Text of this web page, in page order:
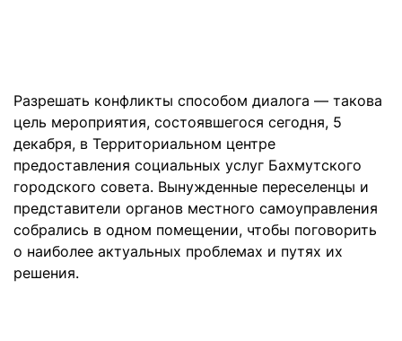
Разрешать конфликты способом диалога — такова
цель мероприятия, состоявшегося сегодня, 5
декабря, в Территориальном центре
предоставления социальных услуг Бахмутского
городского совета. Вынужденные переселенцы и
представители органов местного самоуправления
собрались в одном помещении, чтобы поговорить
о наиболее актуальных проблемах и путях их
решения.